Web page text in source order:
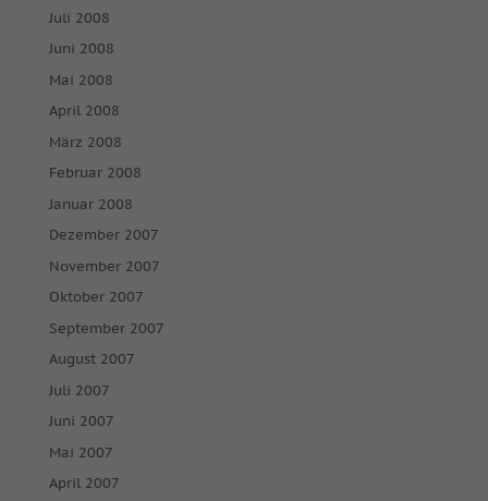
Juli 2008
Juni 2008
Mai 2008
April 2008
März 2008
Februar 2008
Januar 2008
Dezember 2007
November 2007
Oktober 2007
September 2007
August 2007
Juli 2007
Juni 2007
Mai 2007
April 2007